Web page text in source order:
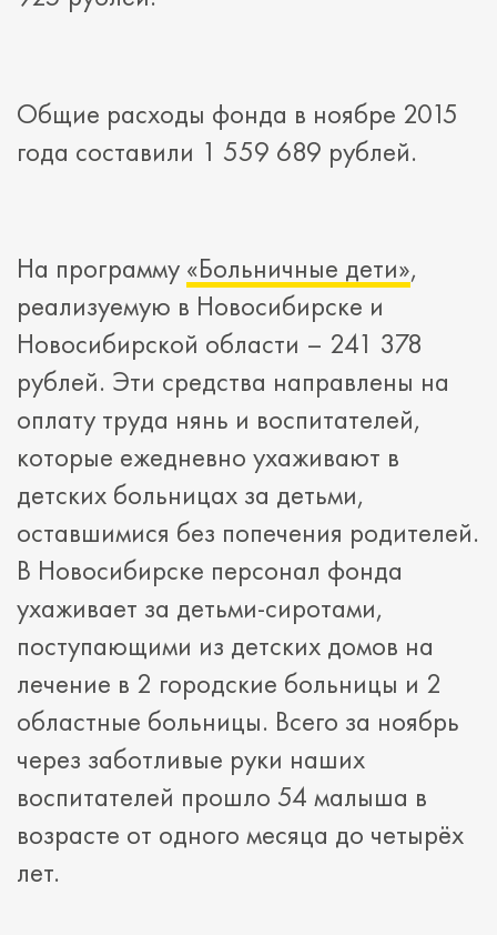
Общие расходы фонда в ноябре 2015
года составили 1 559 689 рублей.
На программу «Больничные дети»,
реализуемую в Новосибирске и
Новосибирской области – 241 378
рублей. Эти средства направлены на
оплату труда нянь и воспитателей,
которые ежедневно ухаживают в
детских больницах за детьми,
оставшимися без попечения родителей.
В Новосибирске персонал фонда
ухаживает за детьми-сиротами,
поступающими из детских домов на
лечение в 2 городские больницы и 2
областные больницы. Всего за ноябрь
через заботливые руки наших
воспитателей прошло 54 малыша в
возрасте от одного месяца до четырёх
лет.